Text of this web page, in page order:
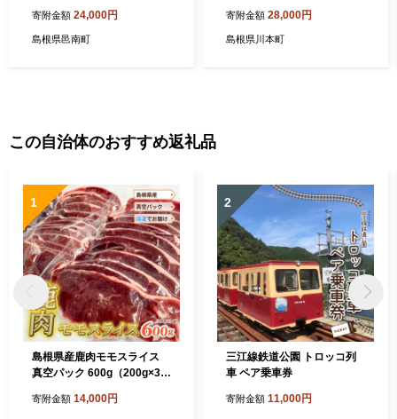
寄附金額 24,000円
島根県邑南町
寄附金額 28,000円
島根県川本町
この自治体のおすすめ返礼品
1
島根県産鹿肉モモスライス
真空パック 600g（200g×3
寄附金額 14,000円
2
三江線鉄道公園 トロッコ列
車 ペア乗車券
寄附金額 11,000円